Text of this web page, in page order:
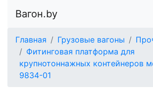
Вагон.by
Главная Грузовые вагоны
Фитинговая платформа для
крупнотоннажных контейнеров
9834-01